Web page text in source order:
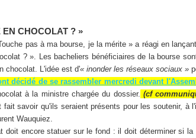
EN CHOCOLAT ? »
pas à ma bourse, je la mérite » a réagi en
? ». Les bacheliers bénéficiaires de la bourse
chocolat. L'idée est d'« inonder les réseaux sociaux »
décidé de se rassembler mercredi devant
à la ministre chargée du dossier. (cf
fait savoir qu'ils seraient présents pour les soutenir, à
Wauquiez.
doit encore statuer sur le fond : il doit déterminer si